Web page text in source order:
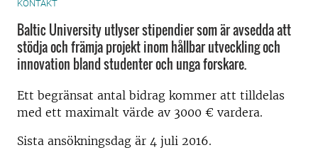
KONTAKT
Baltic University utlyser stipendier som är avsedda att
stödja och främja projekt inom hållbar utveckling och
innovation bland studenter och unga forskare.
Ett begränsat antal bidrag kommer att tilldelas
med ett maximalt värde av 3000 € vardera.
Sista ansökningsdag är 4 juli 2016.